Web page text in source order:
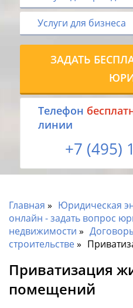
Услуги для бизнеса
ЗАДАТЬ
Tелефон
линии
+7 (495)
Главная
Юридическая
онлайн - задать вопрос
недвижимости
строительстве
Приватизация
помещений